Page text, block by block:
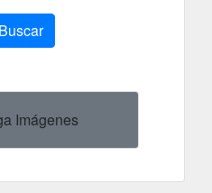
Buscar
Imágenes